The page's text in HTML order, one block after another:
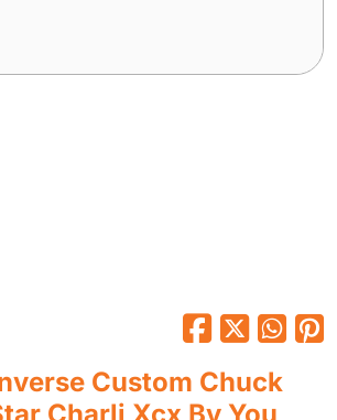
Custom Chuck
Charli Xcx By You